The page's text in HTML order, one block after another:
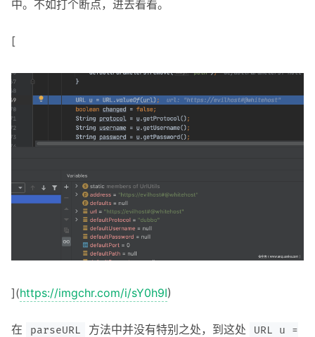
中。不如打个断点，进去看看。
[
](https://imgchr.com/i/sY0h9I)
在 parseURL 方法中并没有特别之处，到这处
URL u =